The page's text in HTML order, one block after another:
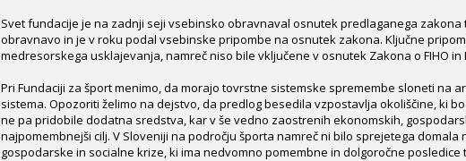
Svet fundacije je na zadnji seji vsebinsko obravnaval osnutek predlaganega
obravnavo in je v roku podal vsebinske pripombe na osnutek zakona. Ključne
medresorskega usklajevanja, namreč niso bile vključene v osnutek Zakona o FIHO in
Pri Fundaciji za šport menimo, da morajo tovrstne sistemske spremembe sloneti na
sistema. Opozoriti želimo na dejstvo, da predlog besedila vzpostavlja okoliščine, ki
ne pa pridobile dodatna sredstva, kar v še vedno zaostrenih ekonomskih,
najpomembnejši cilj. V Sloveniji na področju športa namreč ni bilo sprejetega
gospodarske in socialne krize, ki ima nedvomno pomembne in dolgoročne posledice